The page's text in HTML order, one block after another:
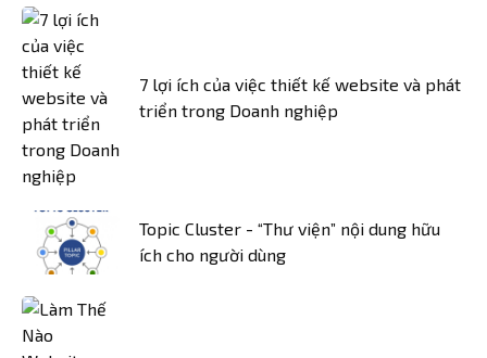
7 lợi ích của việc thiết kế website và phát
triển trong Doanh nghiệp
Topic Cluster - “Thư viện” nội dung hữu
ích cho người dùng